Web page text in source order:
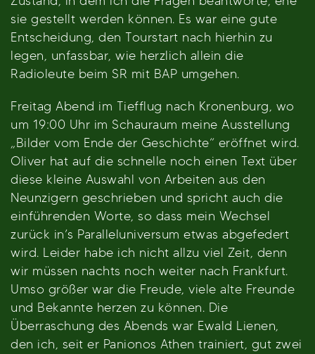
sie gestellt werden können. Es war eine gute
Entscheidung, den Tourstart nach hierhin zu
legen, unfassbar, wie herzlich allein die
Radioleute beim SR mit BAP umgehen.
Freitag Abend im Tiefflug nach Kronenburg, wo
um 19:00 Uhr im Schauraum meine Ausstellung
„Bilder vom Ende der Geschichte“ eröffnet wird.
Oliver hat auf die schnelle noch einen Text über
diese kleine Auswahl von Arbeiten aus den
Neunzigern geschrieben und spricht auch die
einführenden Worte, so dass mein Wechsel
zurück in’s Paralleluniversum etwas abgefedert
wird. Leider habe ich nicht allzu viel Zeit, denn
wir müssen nachts noch weiter nach Frankfurt.
Umso größer war die Freude, viele alte Freunde
und Bekannte herzen zu können. Die
Überraschung des Abends war Ewald Lienen,
den ich, seit er Panionos Athen trainiert, gut zwei